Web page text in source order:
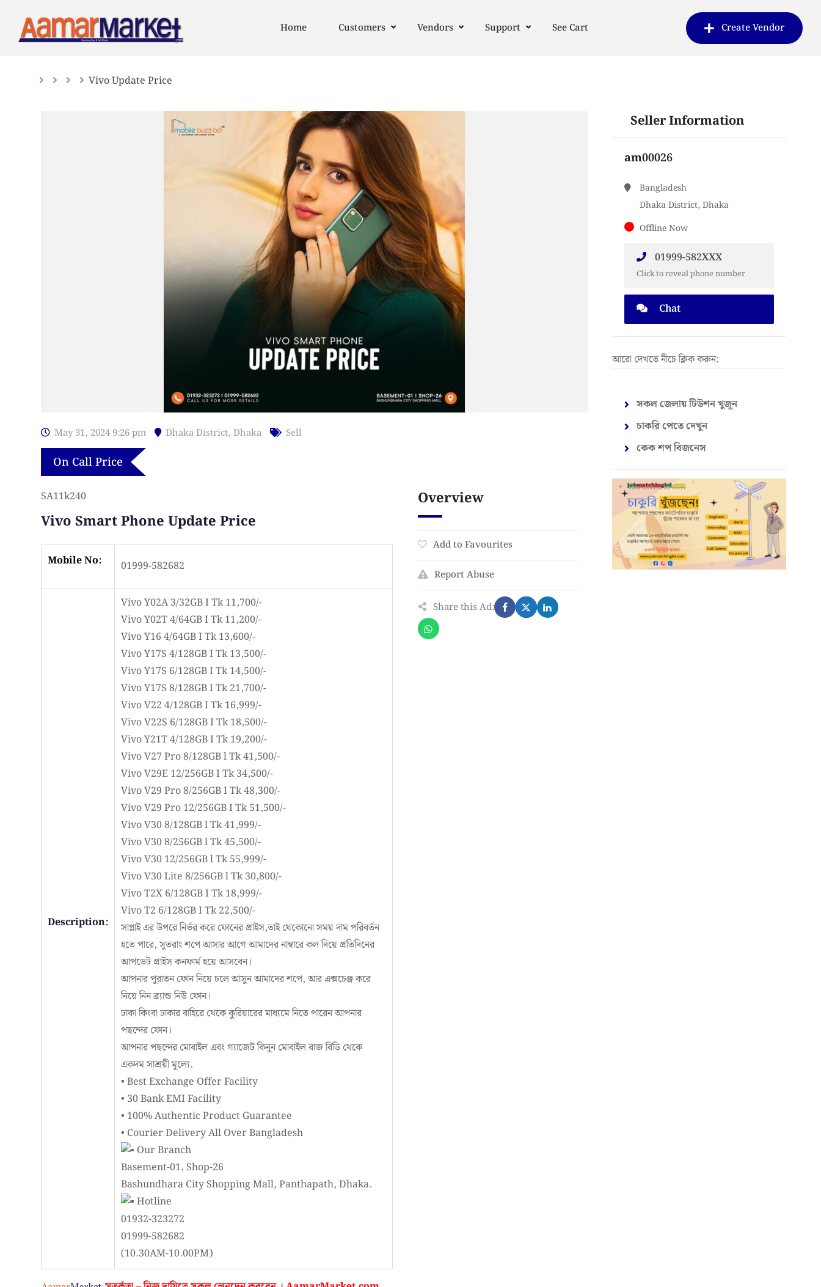
content
Home Customers Vendors Support See Cart Create Vendor
Vivo Update Price
May 31, 2024 9:26 pm Dhaka District, Dhaka Sell
On Call Price
SA11k240
Vivo Smart Phone Update Price
Mobile No: 01999-582682
Description:
Vivo Y02A 3/32GB I Tk 11,700/-
Vivo Y02T 4/64GB I Tk 11,200/-
Vivo Y16 4/64GB I Tk 13,600/-
Vivo Y17S 4/128GB I Tk 13,500/-
Vivo Y17S 6/128GB I Tk 14,500/-
Vivo Y17S 8/128GB I Tk 21,700/-
Vivo V22 4/128GB I Tk 16,999/-
Vivo V22S 6/128GB I Tk 18,500/-
Vivo Y21T 4/128GB I Tk 19,200/-
Vivo V27 Pro 8/128GB l Tk 41,500/-
Vivo V29E 12/256GB I Tk 34,500/-
Vivo V29 Pro 8/256GB I Tk 48,300/-
Vivo V29 Pro 12/256GB I Tk 51,500/-
Vivo V30 8/128GB l Tk 41,999/-
Vivo V30 8/256GB l Tk 45,500/-
Vivo V30 12/256GB l Tk 55,999/-
Vivo V30 Lite 8/256GB l Tk 30,800/-
Vivo T2X 6/128GB I Tk 18,999/-
Vivo T2 6/128GB I Tk 22,500/-
সাপ্লাই এর উপরে নির্ভর করে ফোনের প্রাইস,তাই যেকোনো সময় দাম পরিবর্তন
হতে পারে, সুতরাং শপে আসার আগে আমাদের নাম্বারে কল দিয়ে প্রতিদিনের
আপডেট প্রাইস কনফার্ম হয়ে আসবেন।
আপনার পুরাতন ফোন নিয়ে চলে আসুন আমাদের শপে, আর এক্সচেঞ্জ করে
নিয়ে নিন ব্র্যান্ড নিউ ফোন।
ঢাকা কিংবা ঢাকার বাহিরে থেকে কুরিয়ারের মাধ্যমে নিতে পারেন আপনার
পছন্দের ফোন।
আপনার পছন্দের মোবাইল এবং গ্যাজেট কিনুন মোবাইল বাজ বিডি থেকে
একদম সাশ্রয়ী মূল্যে.
• Best Exchange Offer Facility
• 30 Bank EMI Facility
• 100% Authentic Product Guarantee
• Courier Delivery All Over Bangladesh
Our Branch
Basement-01, Shop-26
Bashundhara City Shopping Mall, Panthapath, Dhaka.
Hotline
01932-323272
01999-582682
(10.30AM-10.00PM)
Overview
Add to Favourites
Report Abuse
Share this Ad:
Seller Information
am00026
Bangladesh
Dhaka District, Dhaka
Offline Now
01999-582XXX
Click to reveal phone number
Chat
আরো দেখতে নীচে ক্লিক করুন:
সকল জেলায় টিউশন খুজুন
চাকরি পেতে দেখুন
কেক শপ বিজনেস